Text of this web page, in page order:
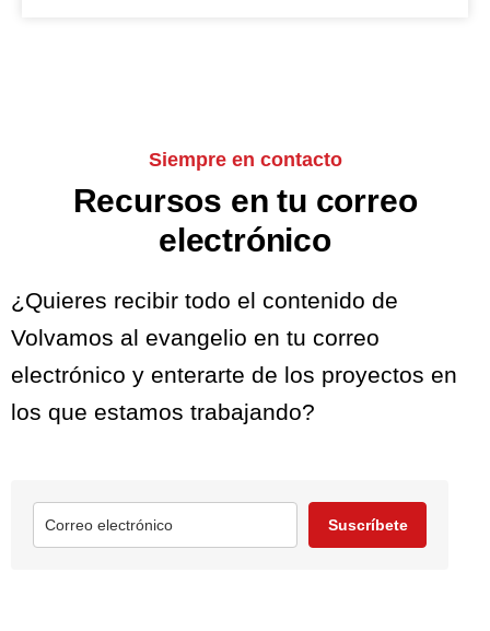
Siempre en contacto
Recursos en tu correo
electrónico
¿Quieres recibir todo el contenido de
Volvamos al evangelio en tu correo
electrónico y enterarte de los proyectos en
los que estamos trabajando?
Suscríbete